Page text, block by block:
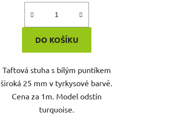
DO KOŠÍKU
Taftová stuha s bílým puntíkem
široká 25 mm v tyrkysové barvě.
Cena za 1m. Model odstín
turquoise.